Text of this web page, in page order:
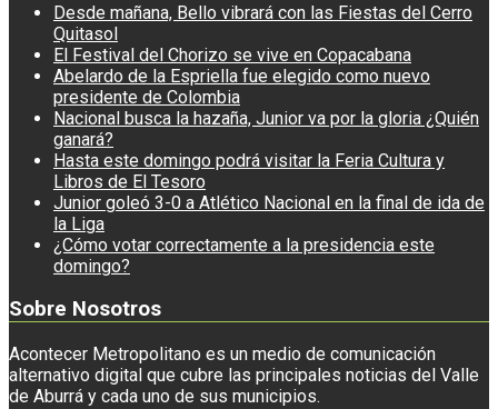
Desde mañana, Bello vibrará con las Fiestas del Cerro
Quitasol
El Festival del Chorizo se vive en Copacabana
Abelardo de la Espriella fue elegido como nuevo
presidente de Colombia
Nacional busca la hazaña, Junior va por la gloria ¿Quién
ganará?
Hasta este domingo podrá visitar la Feria Cultura y
Libros de El Tesoro
Junior goleó 3-0 a Atlético Nacional en la final de ida de
la Liga
¿Cómo votar correctamente a la presidencia este
domingo?
Sobre Nosotros
Acontecer Metropolitano es un medio de comunicación
alternativo digital que cubre las principales noticias del Valle
de Aburrá y cada uno de sus municipios.